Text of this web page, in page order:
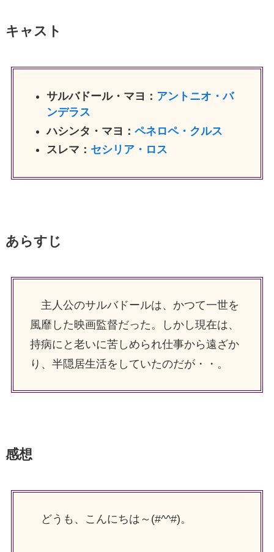
キャスト
サルバドール・マヨ： アントニオ・バ
ンデラス
ハシンタ・マヨ： ペネロペ・クルス
スレマ： セシリア・ロス
あらすじ
主人公のサルバドールは、かつて一世を
風靡した映画監督だった。しかし現在は、
持病にと老いに苦しめられ仕事から遠ざか
り、半隠居生活をしていたのだが・・。
感想
どうも、こんにちは～(#^^#)。